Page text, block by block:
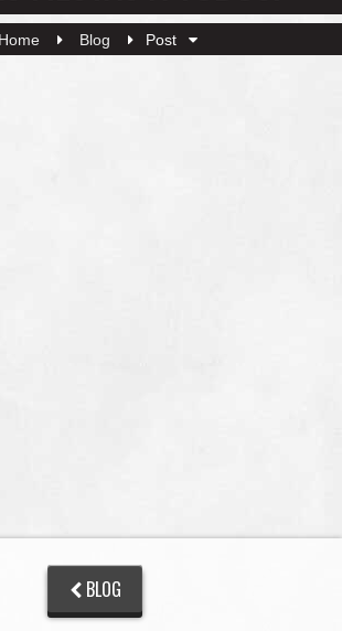
Home Blog Post
BLOG